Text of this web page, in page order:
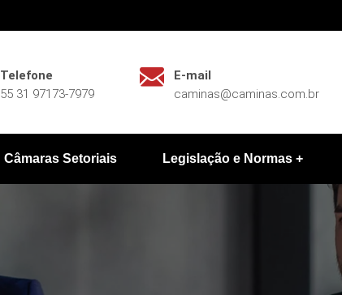
Telefone
55 31 97173-7979
E-mail
caminas@caminas.com.br
Câmaras Setoriais Legislação e Normas